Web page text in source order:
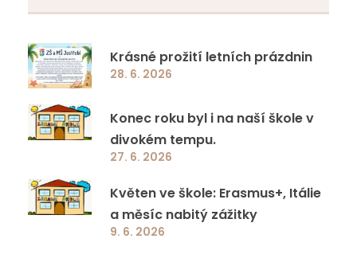
Krásné prožití letních prázdnin
28. 6. 2026
Konec roku byl i na naší škole v
divokém tempu.
27. 6. 2026
Květen ve škole: Erasmus+, Itálie
a měsíc nabitý zážitky
9. 6. 2026